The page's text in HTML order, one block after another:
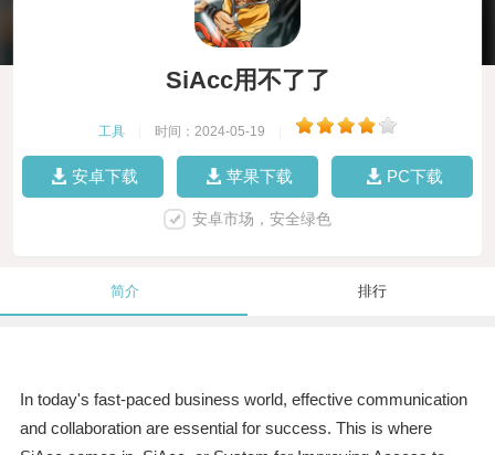
SiAcc用不了了
工具 时间：2024-05-19
安卓下载 苹果下载 PC下载
安卓市场，安全绿色
简介 排行
In today's fast-paced business world, effective communication
and collaboration are essential for success. This is where